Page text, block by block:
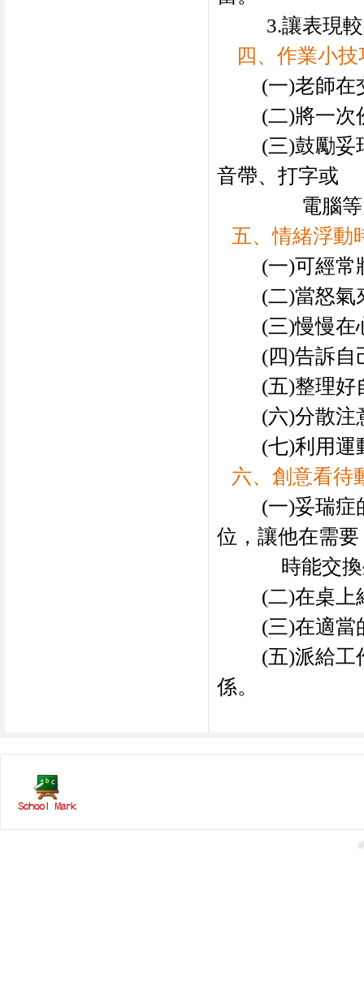
3.讓表現
四、作業小技
(一)老師在
(二)將一次
(三)鼓勵妥
音帶、打字或
電腦
五、情緒浮動
(一)可經常
(二)當怒氣
(三)慢慢在
(四)告訴自
(五)整理好
(六)分散注
(七)利用運
六、創意看待
(一)妥瑞症
位，讓他在需要
時能交
(二)在桌上
(三)在適當
(五)派給工
係。